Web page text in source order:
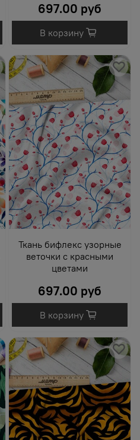
697.00 руб
В корзину
Ткань бифлекс узорные
веточки с красными
цветами
697.00 руб
В корзину